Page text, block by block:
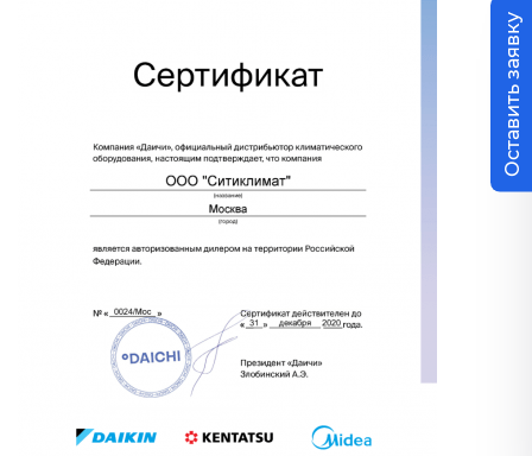
Оставить заявку